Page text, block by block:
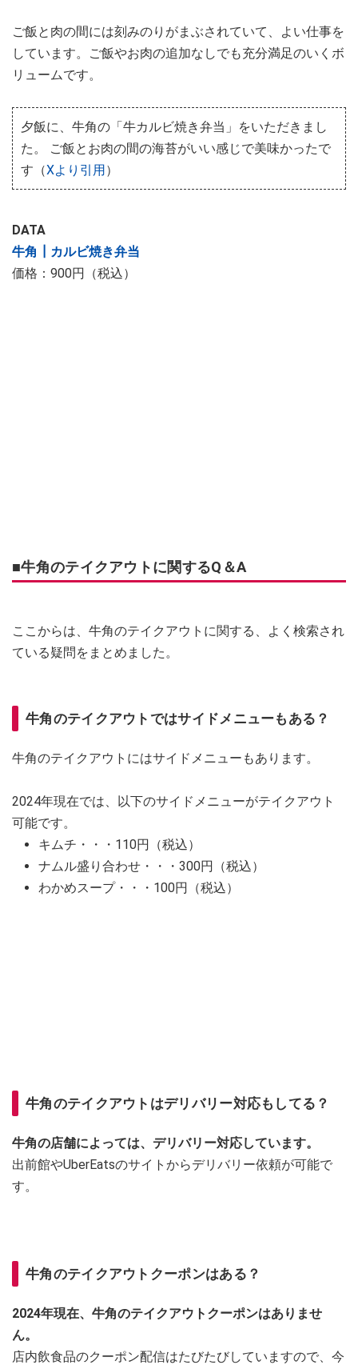
ご飯と肉の間には刻みのりがまぶされていて、よい仕事を
しています。ご飯やお肉の追加なしでも充分満足のいくボ
リュームです。
夕飯に、牛角の「牛カルビ焼き弁当」をいただきまし
た。 ご飯とお肉の間の海苔がいい感じで美味かったで
す（Xより引用）
DATA
牛角┃カルビ焼き弁当
価格：900円（税込）
■牛角のテイクアウトに関するQ＆A
ここからは、牛角のテイクアウトに関する、よく検索され
ている疑問をまとめました。
牛角のテイクアウトではサイドメニューもある？
牛角のテイクアウトにはサイドメニューもあります。
2024年現在では、以下のサイドメニューがテイクアウト
可能です。
キムチ・・・110円（税込）
ナムル盛り合わせ・・・300円（税込）
わかめスープ・・・100円（税込）
牛角のテイクアウトはデリバリー対応もしてる？
牛角の店舗によっては、デリバリー対応しています。
出前館やUberEatsのサイトからデリバリー依頼が可能で
す。
牛角のテイクアウトクーポンはある？
2024年現在、牛角のテイクアウトクーポンはありませ
ん。
店内飲食品のクーポン配信はたびたびしていますので、今